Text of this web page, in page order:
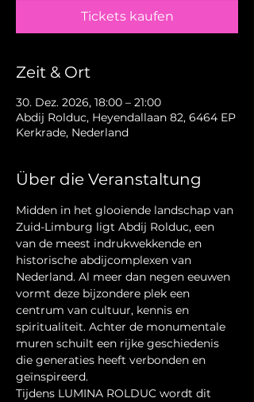
Tickets kaufen
Zeit & Ort
30. Dez. 2026, 18:00 – 21:00
Abdij Rolduc, Heyendallaan 82, 6464 EP
Kerkrade, Nederland
Über die Veranstaltung
Midden in het glooiende landschap van
Zuid-Limburg ligt Abdij Rolduc, een
van de meest indrukwekkende en
historische abdijcomplexen van
Nederland. Al meer dan negen eeuwen
vormt deze bijzondere plek een
centrum van cultuur, kennis en
spiritualiteit. Achter de monumentale
muren schuilt een rijke geschiedenis
die generaties heeft verbonden en
geïnspireerd.
Tijdens LUMINA ROLDUC wordt dit